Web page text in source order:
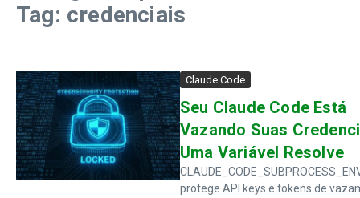
Tag: credenciais
Claude Code
Seu Claude Code Está
Vazando Suas
Uma Variável Resolve
protege API keys e tokens de